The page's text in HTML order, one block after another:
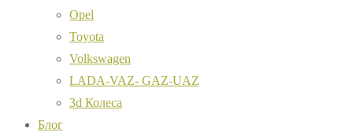
Opel
Toyota
Volkswagen
LADA-VAZ- GAZ-UAZ
3d Колеса
Блог